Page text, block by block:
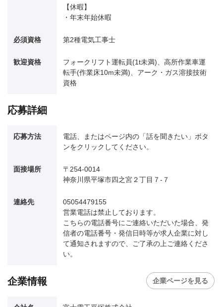
【休暇】
・年末年始休暇
必須資格 第2種電気工事士
歓迎資格
フォークリフト運転員(1t未満)、高所作業車運
転手(作業床10m未満)、アーク・ガス溶接技術
資格
応募詳細
応募方法
電話、またはページ内の「話を聞きたい」ボタ
ンをクリックしてください。
面接場所
〒254-0014
神奈川県平塚市四之宮２丁目７-７
連絡先
05054479155
営業電話は禁止しております。
こちらの電話番号にご連絡いただいた場合、発
信者の電話番号・発信日時等が求人企業に対し
て通知されますので、ご了承の上ご連絡くださ
い。
企業情報 企業ページを見る